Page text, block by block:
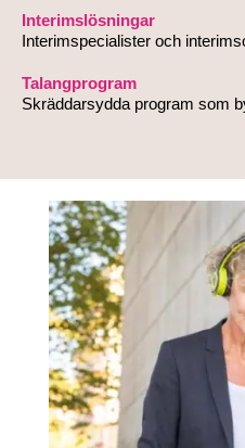
Interimslösningar
Interimspecialister och
Talangprogram
Skräddarsydda program som